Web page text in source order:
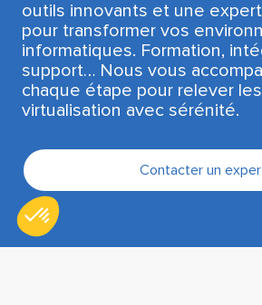
outils innovants et une
pour transformer vos
informatiques. Formation,
support… Nous vous
chaque étape pour relever
virtualisation avec sérénité.
Contacter un